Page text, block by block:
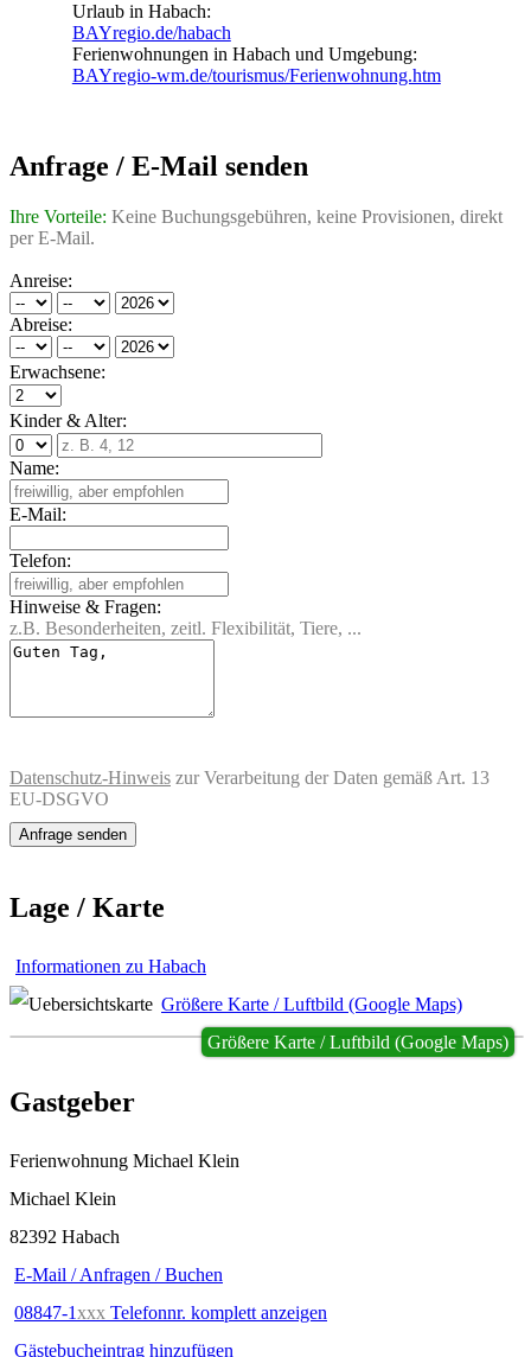
Urlaub in Habach:
BAYregio.de/habach
Ferienwohnungen in Habach und Umgebung:
BAYregio-wm.de/tourismus/Ferienwohnung.htm
Anfrage / E-Mail senden
Ihre Vorteile: Keine Buchungsgebühren, keine Provisionen, direkt
per E-Mail.
Anreise:
Abreise:
Erwachsene:
Kinder & Alter:
Name:
E-Mail:
Telefon:
Hinweise & Fragen:
z.B. Besonderheiten, zeitl. Flexibilität, Tiere, ...
Datenschutz-Hinweis zur Verarbeitung der Daten gemäß Art. 13
EU-DSGVO
Lage / Karte
Informationen zu Habach
Größere Karte / Luftbild (Google Maps)
Größere Karte / Luftbild (Google Maps)
Gastgeber
Ferienwohnung Michael Klein
Michael Klein
82392 Habach
E-Mail / Anfragen / Buchen
08847-1xxx Telefonnr. komplett anzeigen
Gästebucheintrag hinzufügen